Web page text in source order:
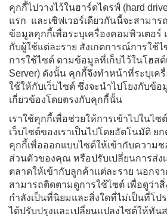
คุกกี้ไปวางไว้ในฮาร์ดไดรฟ์ (hard
แรก และเซิฟเวอร์เดียวกันนี้จะสามาร
ข้อมูลคุกกี้เพื่อระบุเครื่องคอมพิวเตอร์
กับผู้ใช้แต่ละราย สังเกตการณ์การใช้
การใช้ไซต์ ตามข้อมูลที่เก็บไว้ในโฮสต์
Server) ดังนั้น คุกกี้จึงทำหน้าที่ระบุเค
ใช้ให้กับเว็บไซต์ ซึ่งจะนำไปโยงกับข้
เกี่ยวข้องโดยตรงกับคุกกี้นั้น
เราใช้คุกกี้เพื่อช่วยให้การเข้าไปในไ
เว็บไซต์ของเราเป็นไปโดยอัตโนมัติ ยก
คุกกี้เพื่อออกแบบไซต์ให้เข้ากับความ
ส่วนตัวของคุณ หรือปรับเปลี่ยนการส่ง
ตลาดให้เข้ากับลูกค้าแต่ละราย นอกจ
สามารถติดตามดูการใช้ไซต์ เพื่อดูว่า
กำลังเป็นที่นิยมและสิ่งใดที่ไม่เป็นที่โป
ได้ปรับปรุงและเปลี่ยนแปลงไซต์ให้ทัน